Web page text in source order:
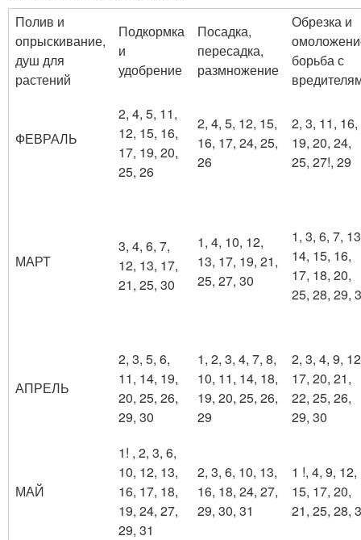
Полив и
опрыскивание,
душ для
растений
Подкормка
и
удобрение
Посадка,
пересадка,
размножение
Обрезка и
борьба с
ФЕВРАЛЬ
2, 4, 5, 11,
12, 15, 16,
17, 19, 20,
25, 26
2, 4, 5, 12, 15,
16, 17, 24, 25,
26
2, 3, 11, 16,
19, 20, 24,
25, 27!, 29
МАРТ
3, 4, 6, 7,
12, 13, 17,
21, 25, 30
1, 4, 10, 12,
13, 17, 19, 21,
25, 27, 30
1, 3, 6, 7,
14, 15, 16,
17, 18, 20,
25, 28, 29,
АПРЕЛЬ
2, 3, 5, 6,
11, 14, 19,
20, 25, 26,
29, 30
1, 2, 3, 4, 7, 8,
10, 11, 14, 18,
19, 20, 25, 26,
29
2, 3, 4, 9,
17, 20, 21,
22, 25, 26,
29, 30
МАЙ
1! , 2, 3, 6,
10, 12, 13,
16, 17, 18,
19, 24, 27,
29, 31
2, 3, 6, 10, 13,
16, 18, 24, 27,
29, 30, 31
1 !, 4, 9, 12,
15, 17, 20,
21, 25, 28,